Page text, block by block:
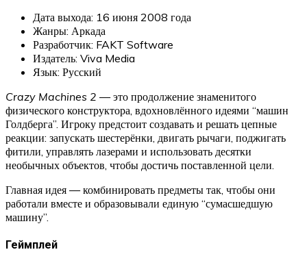
Дата выхода: 16 июня 2008 года
Жанры: Аркада
Разработчик: FAKT Software
Издатель: Viva Media
Язык: Русский
Crazy Machines 2 — это продолжение знаменитого
физического конструктора, вдохновлённого идеями “машин
Голдберга”. Игроку предстоит создавать и решать цепные
реакции: запускать шестерёнки, двигать рычаги, поджигать
фитили, управлять лазерами и использовать десятки
необычных объектов, чтобы достичь поставленной цели.
Главная идея — комбинировать предметы так, чтобы они
работали вместе и образовывали единую “сумасшедшую
машину”.
Геймплей